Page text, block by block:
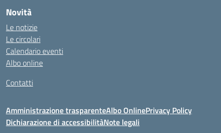
Novità
Le notizie
Le circolari
Calendario eventi
Albo online
Contatti
Amministrazione trasparenteAlbo OnlinePrivacy Policy
Dichiarazione di accessibilitàNote legali